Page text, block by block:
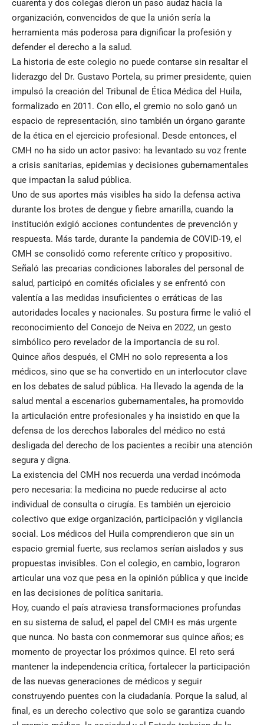
cuarenta y dos colegas dieron un paso audaz hacia la
organización, convencidos de que la unión sería la
herramienta más poderosa para dignificar la profesión y
defender el derecho a la salud.
La historia de este colegio no puede contarse sin resaltar el
liderazgo del Dr. Gustavo Portela, su primer presidente, quien
impulsó la creación del Tribunal de Ética Médica del Huila,
formalizado en 2011. Con ello, el gremio no solo ganó un
espacio de representación, sino también un órgano garante
de la ética en el ejercicio profesional. Desde entonces, el
CMH no ha sido un actor pasivo: ha levantado su voz frente
a crisis sanitarias, epidemias y decisiones gubernamentales
que impactan la salud pública.
Uno de sus aportes más visibles ha sido la defensa activa
durante los brotes de dengue y fiebre amarilla, cuando la
institución exigió acciones contundentes de prevención y
respuesta. Más tarde, durante la pandemia de COVID-19, el
CMH se consolidó como referente crítico y propositivo.
Señaló las precarias condiciones laborales del personal de
salud, participó en comités oficiales y se enfrentó con
valentía a las medidas insuficientes o erráticas de las
autoridades locales y nacionales. Su postura firme le valió el
reconocimiento del Concejo de Neiva en 2022, un gesto
simbólico pero revelador de la importancia de su rol.
Quince años después, el CMH no solo representa a los
médicos, sino que se ha convertido en un interlocutor clave
en los debates de salud pública. Ha llevado la agenda de la
salud mental a escenarios gubernamentales, ha promovido
la articulación entre profesionales y ha insistido en que la
defensa de los derechos laborales del médico no está
desligada del derecho de los pacientes a recibir una atención
segura y digna.
La existencia del CMH nos recuerda una verdad incómoda
pero necesaria: la medicina no puede reducirse al acto
individual de consulta o cirugía. Es también un ejercicio
colectivo que exige organización, participación y vigilancia
social. Los médicos del Huila comprendieron que sin un
espacio gremial fuerte, sus reclamos serían aislados y sus
propuestas invisibles. Con el colegio, en cambio, lograron
articular una voz que pesa en la opinión pública y que incide
en las decisiones de política sanitaria.
Hoy, cuando el país atraviesa transformaciones profundas
en su sistema de salud, el papel del CMH es más urgente
que nunca. No basta con conmemorar sus quince años; es
momento de proyectar los próximos quince. El reto será
mantener la independencia crítica, fortalecer la participación
de las nuevas generaciones de médicos y seguir
construyendo puentes con la ciudadanía. Porque la salud, al
final, es un derecho colectivo que solo se garantiza cuando